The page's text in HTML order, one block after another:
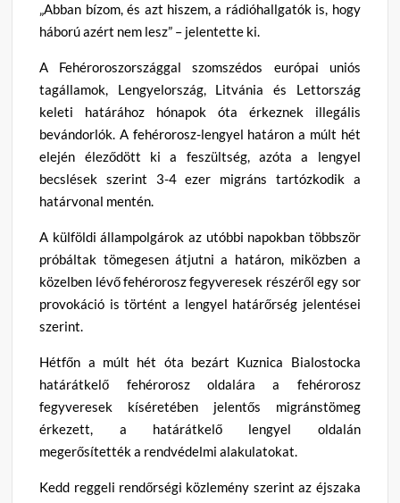
„Abban bízom, és azt hiszem, a rádióhallgatók is, hogy
háború azért nem lesz” – jelentette ki.
A Fehéroroszországgal szomszédos európai uniós
tagállamok, Lengyelország, Litvánia és Lettország
keleti határához hónapok óta érkeznek illegális
bevándorlók. A fehérorosz-lengyel határon a múlt hét
elején éleződött ki a feszültség, azóta a lengyel
becslések szerint 3-4 ezer migráns tartózkodik a
határvonal mentén.
A külföldi állampolgárok az utóbbi napokban többször
próbáltak tömegesen átjutni a határon, miközben a
közelben lévő fehérorosz fegyveresek részéről egy sor
provokáció is történt a lengyel határőrség jelentései
szerint.
Hétfőn a múlt hét óta bezárt Kuznica Bialostocka
határátkelő fehérorosz oldalára a fehérorosz
fegyveresek kíséretében jelentős migránstömeg
érkezett, a határátkelő lengyel oldalán
megerősítették a rendvédelmi alakulatokat.
Kedd reggeli rendőrségi közlemény szerint az éjszaka